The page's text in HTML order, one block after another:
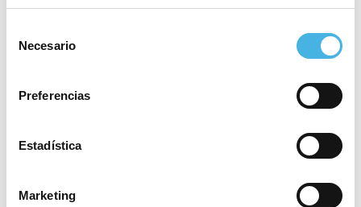
Necesario
Preferencias
Estadística
Marketing
El Valencia Club de
Hockey, a brindar el tercer
ascenso de la temporada
obra el ascenso a Asobal